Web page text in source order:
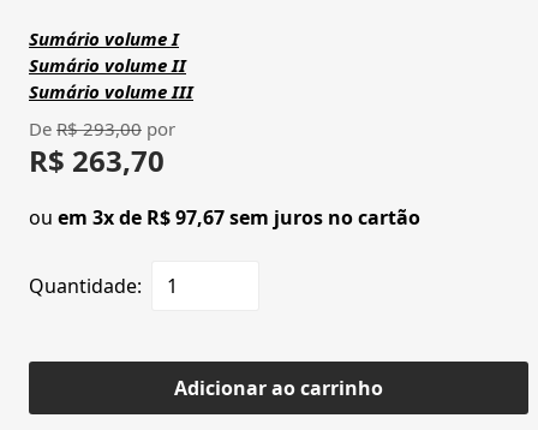
Sumário volume I
Sumário volume II
Sumário volume III
De R$ 293,00 por
R$ 263,70
ou em 3x de R$ 97,67 sem juros no cartão
Quantidade:
Adicionar ao carrinho